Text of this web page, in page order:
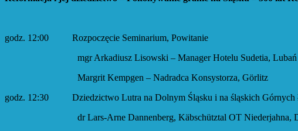
godz. 12:00 Rozpoczęcie Seminarium, Powitanie
mgr Arkadiusz Lisowski – Manager Hotelu Sudetia, Lubań
Margrit Kempgen – Nadradca Konsystorza, Görlitz
godz. 12:30 Dziedzictwo Lutra na Dolnym Śląsku i na śląskich Górnych
dr Lars-Arne Dannenberg, Käbschütztal OT Niederjahna,